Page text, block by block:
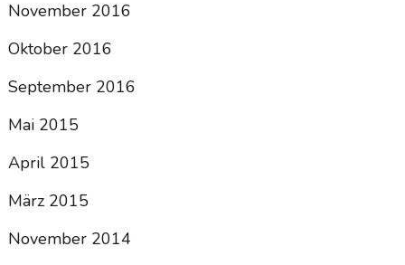
November 2016
Oktober 2016
September 2016
Mai 2015
April 2015
März 2015
November 2014